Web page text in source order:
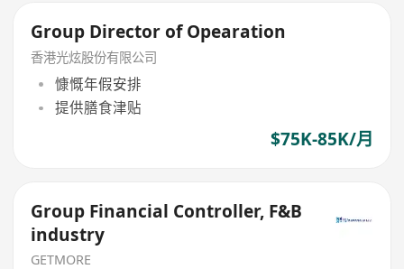
Group Director of Opearation
香港光炫股份有限公司
慷慨年假安排
提供膳食津贴
$75K-85K/月
Group Financial Controller, F&B
industry
GETMORE